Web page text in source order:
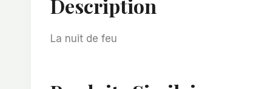
Description
La nuit de feu